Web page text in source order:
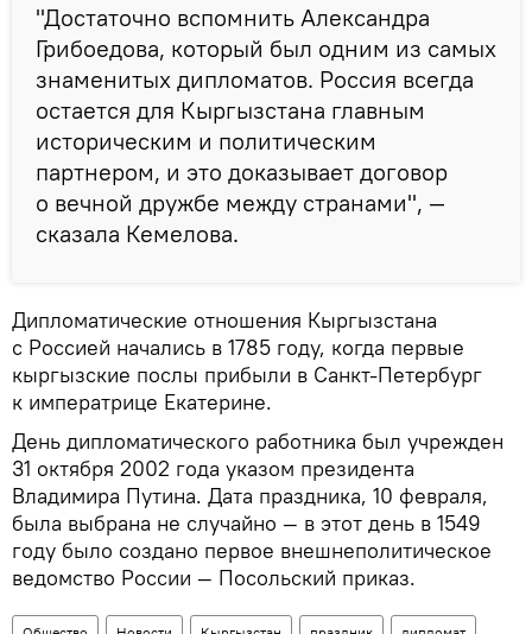
"Достаточно вспомнить Александра
Грибоедова, который был одним из самых
знаменитых дипломатов. Россия всегда
остается для Кыргызстана главным
историческим и политическим
партнером, и это доказывает договор
о вечной дружбе между странами", —
сказала Кемелова.
Дипломатические отношения Кыргызстана
с Россией начались в 1785 году, когда первые
кыргызские послы прибыли в Санкт-Петербург
к императрице Екатерине.
День дипломатического работника был учрежден
31 октября 2002 года указом президента
Владимира Путина. Дата праздника, 10 февраля,
была выбрана не случайно — в этот день в 1549
году было создано первое внешнеполитическое
ведомство России — Посольский приказ.